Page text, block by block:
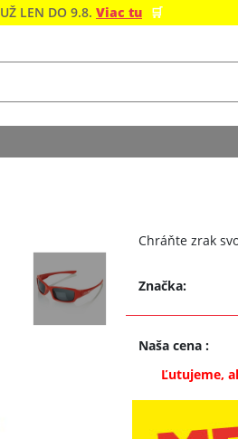
UŽ LEN DO 9.8. Viac tu 🛒
Chráňte zrak
Značka:
Naša cena:
Ľutujeme,